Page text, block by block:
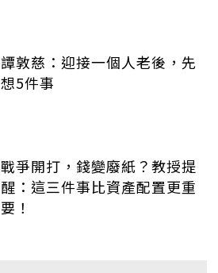
譚敦慈：迎接一個人老後，先
想5件事
戰爭開打，錢變廢紙？教授提
醒：這三件事比資產配置更重
要！